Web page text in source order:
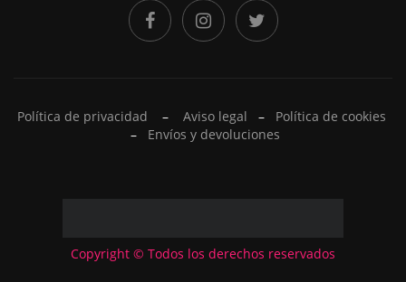
Política de privacidad – Aviso legal – Política de cookies
– Envíos y devoluciones
Copyright © Todos los derechos reservados